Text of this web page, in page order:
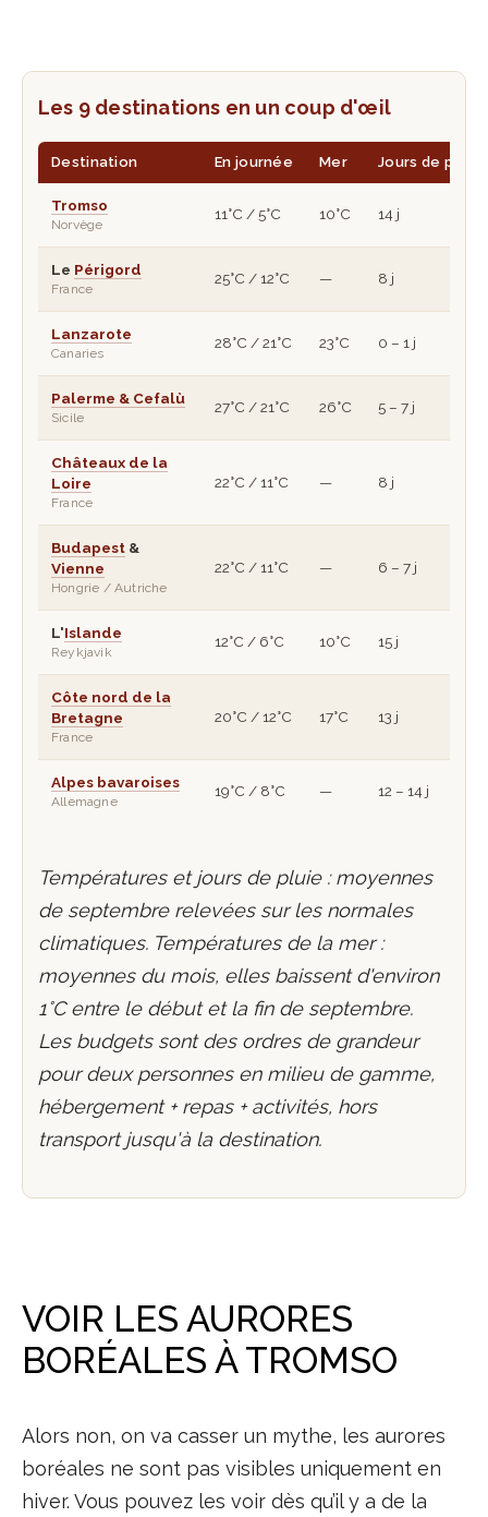
Les 9 destinations en un coup d'œil
Destination En journée Mer Jours de pluie
Tromso
Norvège
11°C / 5°C 10°C 14 j
Le Périgord
France
25°C / 12°C — 8 j
Lanzarote
Canaries
28°C / 21°C 23°C 0 – 1 j
Palerme & Cefalù
Sicile
27°C / 21°C 26°C 5 – 7 j
Châteaux de la
Loire
France
22°C / 11°C — 8 j
Budapest &
Vienne
Hongrie / Autriche
22°C / 11°C — 6 – 7 j
L'Islande
Reykjavik
12°C / 6°C 10°C 15 j
Côte nord de la
Bretagne
France
20°C / 12°C 17°C 13 j
Alpes bavaroises
Allemagne
19°C / 8°C — 12 – 14 j
Températures et jours de pluie : moyennes
de septembre relevées sur les normales
climatiques. Températures de la mer :
moyennes du mois, elles baissent d'environ
1°C entre le début et la fin de septembre.
Les budgets sont des ordres de grandeur
pour deux personnes en milieu de gamme,
hébergement + repas + activités, hors
transport jusqu'à la destination.
VOIR LES AURORES
BORÉALES À TROMSO
Alors non, on va casser un mythe, les aurores
boréales ne sont pas visibles uniquement en
hiver. Vous pouvez les voir dès qu’il y a de la